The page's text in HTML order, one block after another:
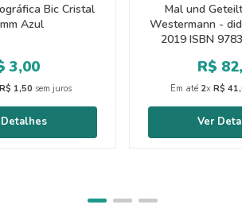
Bic Cristal
Azul
3,00
R$ 1,50 sem juros
Mal und
Westermann -
2019 ISBN
R$ 82,
Em até 2x R$ 41,